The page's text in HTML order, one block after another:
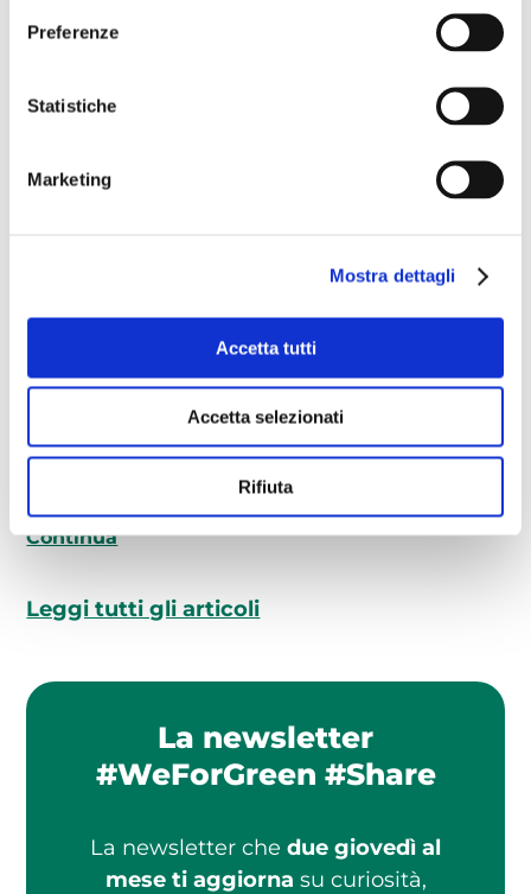
Preferenze
Statistiche
Marketing
Mostra dettagli
Accetta tutti
Accetta selezionati
Rifiuta
Efficientamento energetico casa:
soluzioni e incentivi
L’efficientamento energetico di una
l’abitazione più efficiente nell’utilizzo dell’energia
Continua
Leggi tutti gli articoli
La newsletter
#WeForGreen #Share
La newsletter che due giovedì al
mese ti aggiorna su curiosità,